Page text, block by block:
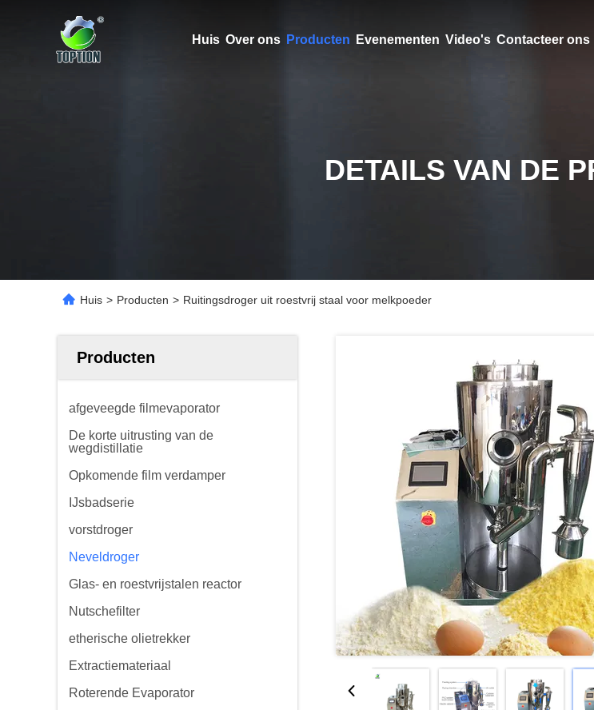
Huis Over ons Producten Evenementen Video's Contacteer ons
DETAILS VAN DE
Huis > Producten > Ruitingsdroger uit roestvrij staal voor melkpoeder
Producten
afgeveegde filmevaporator
De korte uitrusting van de
wegdistillatie
Opkomende film verdamper
IJsbadserie
vorstdroger
Neveldroger
Glas- en roestvrijstalen reactor
Nutschefilter
etherische olietrekker
Extractiemateriaal
Roterende Evaporator